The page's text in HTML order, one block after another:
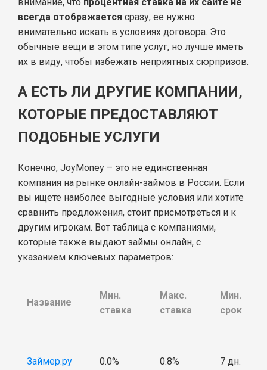
всегда отображается сразу, ее нужно
внимательно искать в условиях договора. Это
обычные вещи в этом типе услуг, но лучше иметь
их в виду, чтобы избежать неприятных сюрпризов.
А ЕСТЬ ЛИ ДРУГИЕ КОМПАНИИ,
КОТОРЫЕ ПРЕДОСТАВЛЯЮТ
ПОДОБНЫЕ УСЛУГИ
Конечно, JoyMoney – это не единственная
компания на рынке онлайн-займов в России. Если
вы ищете наиболее выгодные условия или хотите
сравнить предложения, стоит присмотреться и к
другим игрокам. Вот таблица с компаниями,
которые также выдают займы онлайн, с
указанием ключевых параметров:
Название
Мин.
ставка
Макс.
ставка
Мин.
срок
Займер.ру 0.0% 0.8% 7 дн.